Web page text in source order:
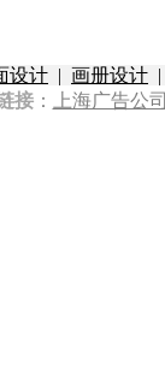
设计 | 画册设计 |
接： 上海广告公司